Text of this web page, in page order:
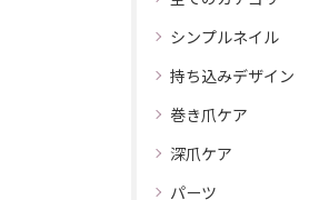
シンプルネイル
持ち込みデザイン
巻き爪ケア
深爪ケア
パーツ